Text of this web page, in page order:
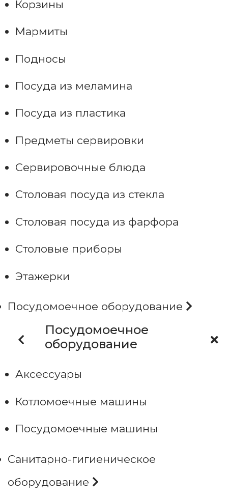
Корзины
Мармиты
Подносы
Посуда из меламина
Посуда из пластика
Предметы сервировки
Сервировочные блюда
Столовая посуда из стекла
Столовая посуда из фарфора
Столовые приборы
Этажерки
Посудомоечное оборудование
Посудомоечное
оборудование
Аксессуары
Котломоечные машины
Посудомоечные машины
Санитарно-гигиеническое
оборудование